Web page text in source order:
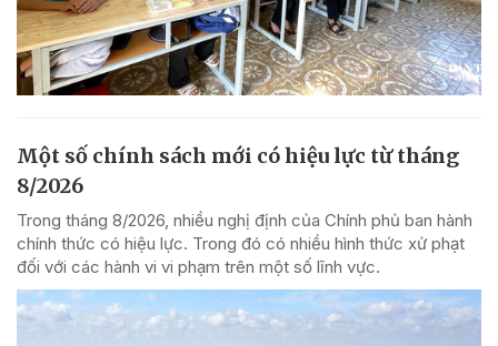
Một số chính sách mới có hiệu lực từ tháng
8/2026
Trong tháng 8/2026, nhiều nghị định của Chính phủ ban hành
chính thức có hiệu lực. Trong đó có nhiều hình thức xử phạt
đối với các hành vi vi phạm trên một số lĩnh vực.